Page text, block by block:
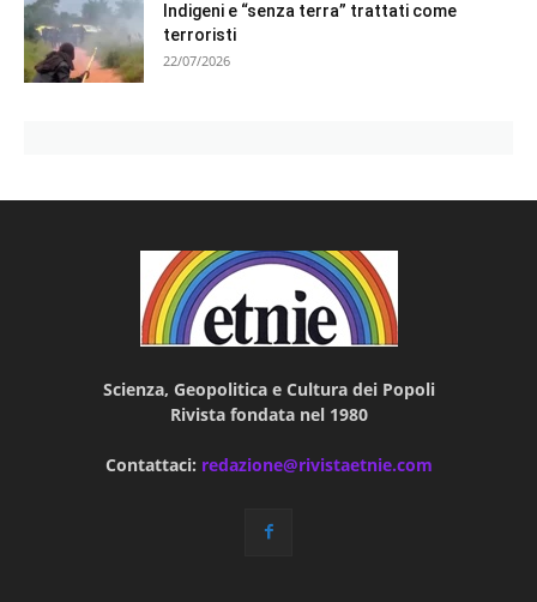
Indigeni e “senza terra” trattati come
terroristi
22/07/2026
Scienza, Geopolitica e Cultura dei Popoli
Rivista fondata nel 1980
Contattaci: redazione@rivistaetnie.com